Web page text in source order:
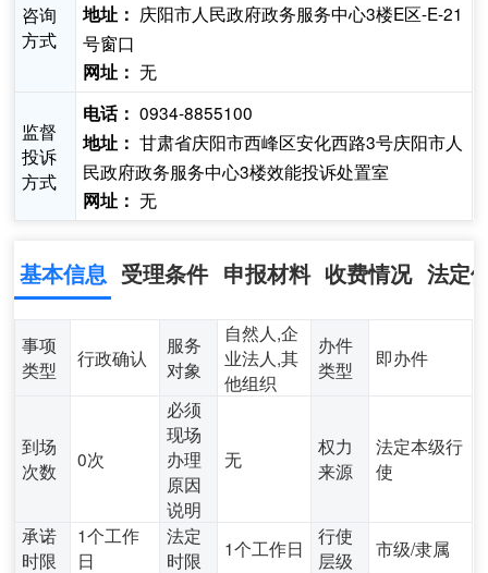
咨询
方式
地址： 庆阳市人民政府政务服务中心3楼E区-E-21
号窗口
网址： 无
监督
投诉
方式
电话： 0934-8855100
地址： 甘肃省庆阳市西峰区安化西路3号庆阳市人
民政府政务服务中心3楼效能投诉处置室
网址： 无
基本信息 受理条件 申报材料 收费情况 法定
事项
类型
行政确认
服务
对象
自然人,企
业法人,其
他组织
办件
类型
即办件
到场
次数
0次
必须
现场
办理
原因
说明
无
权力
来源
法定本级行
使
承诺
时限
1个工作
日
法定
时限
1个工作日
行使
层级
市级/隶属